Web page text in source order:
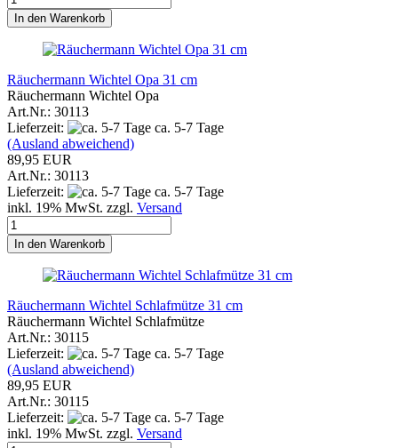
In den Warenkorb
Räuchermann Wichtel Opa 31 cm
Räuchermann Wichtel Opa
Art.Nr.: 30113
Lieferzeit:
ca. 5-7 Tage
(Ausland abweichend)
89,95 EUR
Art.Nr.: 30113
Lieferzeit:
ca. 5-7 Tage
inkl. 19% MwSt. zzgl. Versand
In den Warenkorb
Räuchermann Wichtel Schlafmütze 31 cm
Räuchermann Wichtel Schlafmütze
Art.Nr.: 30115
Lieferzeit:
ca. 5-7 Tage
(Ausland abweichend)
89,95 EUR
Art.Nr.: 30115
Lieferzeit:
ca. 5-7 Tage
inkl. 19% MwSt. zzgl. Versand